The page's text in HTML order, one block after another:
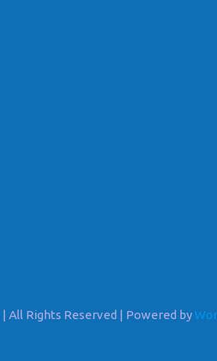
| All Rights Reserved | Powered by